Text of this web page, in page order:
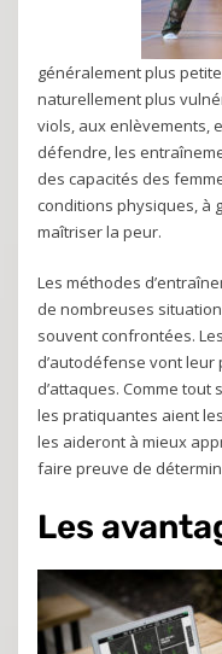
généralement plus
naturellement plus
viols, aux enlèvements,
défendre, les
des capacités des
conditions physiques, à
maîtriser la peur.
Les méthodes
de nombreuses
souvent confrontées.
d’autodéfense vont
d’attaques. Comme
les pratiquantes aient
les aideront à mieux
faire preuve de
Les